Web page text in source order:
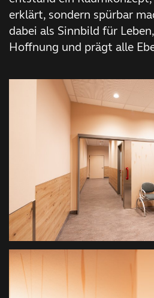
erklärt, sondern spürbar
dabei als Sinnbild für
Hoffnung und prägt alle